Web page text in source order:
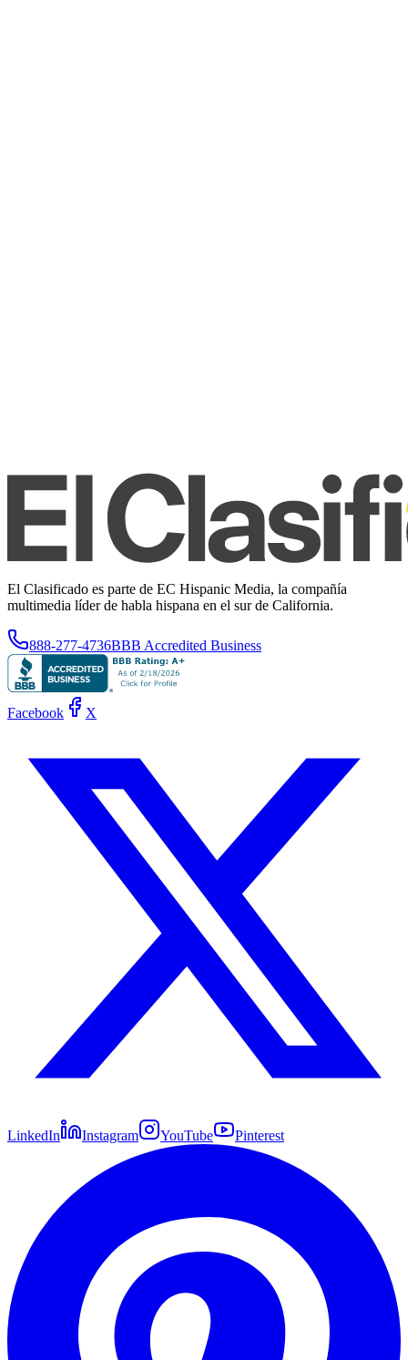
El Clasificado es parte de EC Hispanic Media, la compañía
multimedia líder de habla hispana en el sur de California.
888-277-4736BBB Accredited Business
Facebook X
LinkedIn Instagram YouTube Pinterest